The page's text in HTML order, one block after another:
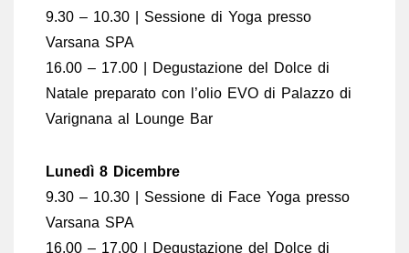
9.30 – 10.30 | Sessione di Yoga presso
Varsana SPA
16.00 – 17.00 | Degustazione del Dolce di
Natale preparato con l’olio EVO di Palazzo di
Varignana al Lounge Bar
Lunedì 8 Dicembre
9.30 – 10.30 | Sessione di Face Yoga presso
Varsana SPA
16.00 – 17.00 | Degustazione del Dolce di